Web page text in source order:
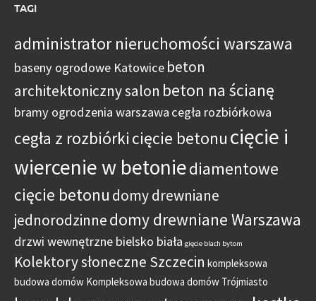
TAGI
administrator nieruchomości warszawa
baseny ogrodowe Katowice beton
architektoniczny salon beton na ścianę
bramy ogrodzenia warszawa cegła rozbiórkowa
cegła z rozbiórki cięcie betonu cięcie i
wiercenie w betoniediamentowe
cięcie betonu domy drewniane
jednorodzinnedomy drewniane Warszawa
drzwi wewnętrzne bielsko biała gięcie blach bytom
Kolektory słoneczne Szczecin kompleksowa
budowa domów Kompleksowa budowa domów Trójmiasto